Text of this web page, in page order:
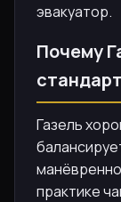
эвакуатор.
Почему
Газель
практике